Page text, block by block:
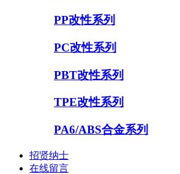
PP改性系列
PC改性系列
PBT改性系列
TPE改性系列
PA6/ABS合金系列
招贤纳士
在线留言